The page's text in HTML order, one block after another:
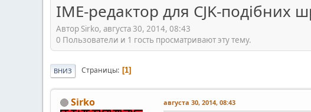
IME-редактор для CJK-подібних
Автор Sirko, августа 30, 2014, 08:43
0 Пользователи и 1 гость просматривают эту тему.
ВНИЗ Страницы 1
Sirko августа 30, 2014, 08:43